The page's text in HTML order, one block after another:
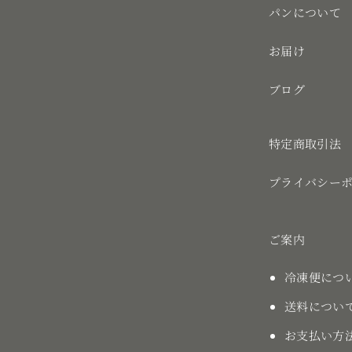
パンについて
お届け
ブログ
特定商取引法
プライバシー
ご案内
冷凍便につ
送料につい
お支払い方